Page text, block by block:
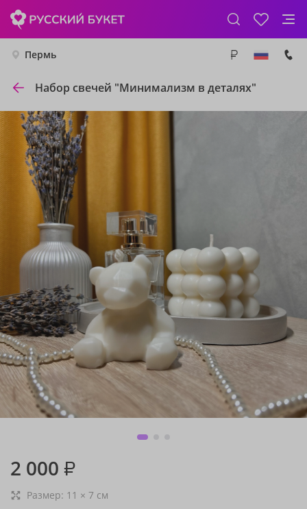
Пермь
Набор свечей "Минимализм в деталях"
2 000 ₽
Размер: 11 × 7 см